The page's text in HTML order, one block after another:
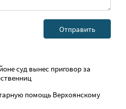
суд вынес приговор за
помощь Верхоянскому